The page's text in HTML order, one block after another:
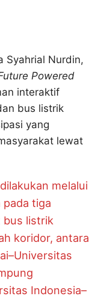
Syahrial Nurdin,
Powered
interaktif
bus listrik
yang
lewat
melalui
tiga
bus listrik
koridor, antara
Indonesia–